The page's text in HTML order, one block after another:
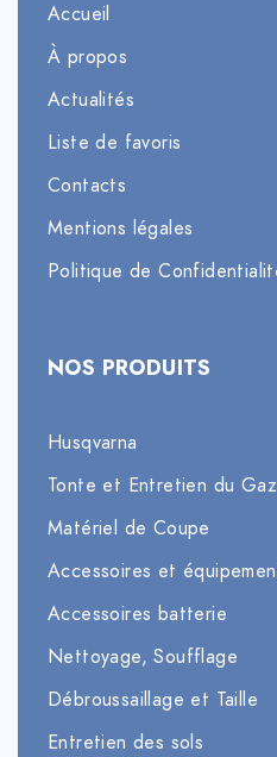
Accueil
À propos
Actualités
Liste de favoris
Contacts
Mentions légales
Politique de
NOS PRODUITS
Husqvarna
Tonte et Entretien du
Matériel de Coupe
Accessoires et
Accessoires batterie
Nettoyage, Soufflage
Débroussaillage et Taille
Entretien des sols